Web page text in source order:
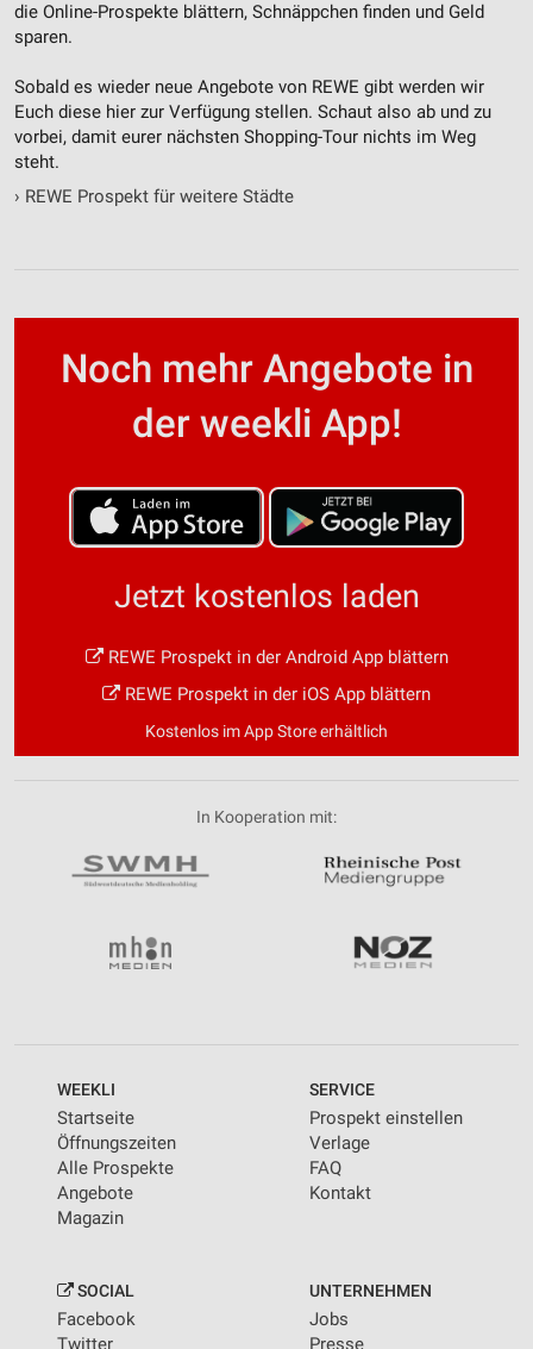
die Online-Prospekte blättern, Schnäppchen finden und Geld
sparen.
Sobald es wieder neue Angebote von REWE gibt werden wir
Euch diese hier zur Verfügung stellen. Schaut also ab und zu
vorbei, damit eurer nächsten Shopping-Tour nichts im Weg
steht.
› REWE Prospekt für weitere Städte
Noch mehr Angebote in
der weekli App!
Jetzt kostenlos laden
REWE Prospekt in der Android App blättern
REWE Prospekt in der iOS App blättern
Kostenlos im App Store erhältlich
In Kooperation mit:
WEEKLI
Startseite
Öffnungszeiten
Alle Prospekte
Angebote
Magazin
SERVICE
Prospekt einstellen
Verlage
FAQ
Kontakt
SOCIAL
Facebook
Twitter
UNTERNEHMEN
Jobs
Presse